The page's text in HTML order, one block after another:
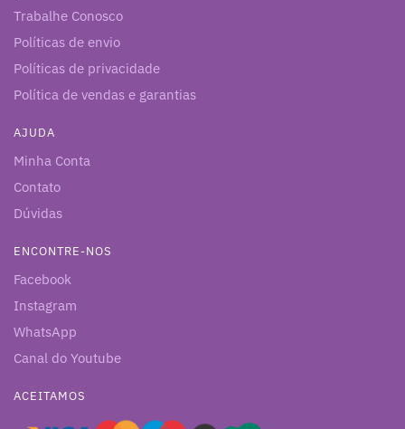
Trabalhe Conosco
Políticas de envio
Políticas de privacidade
Política de vendas e garantias
AJUDA
Minha Conta
Contato
Dúvidas
ENCONTRE-NOS
Facebook
Instagram
WhatsApp
Canal do Youtube
ACEITAMOS